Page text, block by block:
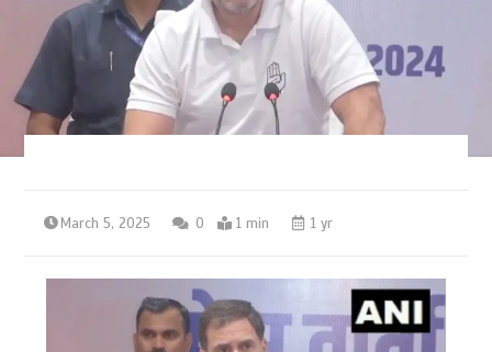
March 5, 2025 0 1 min 1 yr